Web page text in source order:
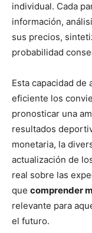
individual. Cada
información,
sus precios,
probabilidad
Esta capacidad de
eficiente los
pronosticar una
resultados
monetaria, la
actualización de
real sobre las
que comprender
relevante para
el futuro.